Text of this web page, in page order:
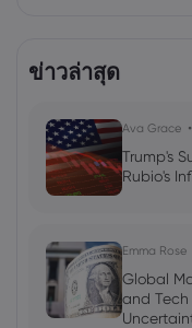
Indices
ahead of
Indices
ข่าวล่าสุด
Ava Grace
Trump's
Rubio's
Emma Rose
Global
and Tech